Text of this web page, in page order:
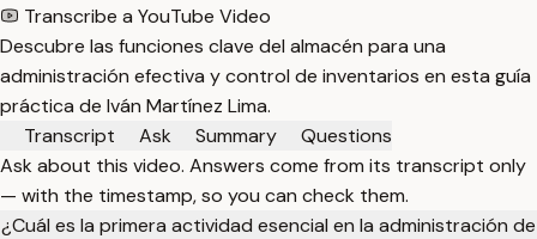
Transcribe a YouTube Video
Descubre las funciones clave del almacén para una
administración efectiva y control de inventarios en esta guía
práctica de Iván Martínez Lima.
Transcript
Ask Summary
Questions
Ask about this video. Answers come from its transcript only
— with the timestamp, so you can check them.
¿Cuál es la primera actividad esencial en la administración de